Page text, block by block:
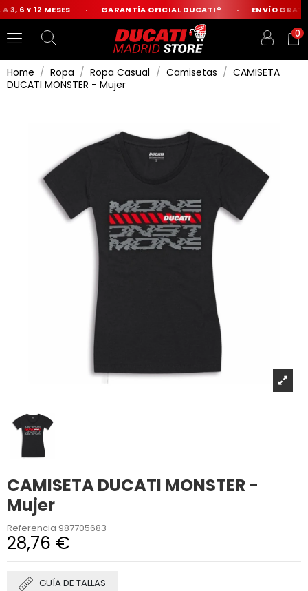
6 Y 12 MESES GARANTÍA OFICIAL DUCATI® ENVÍO
0
Home Ropa Ropa Casual Camisetas
CAMISETA
DUCATI MONSTER - Mujer
CAMISETA DUCATI MONSTER -
Mujer
Referencia 987705683
28,76 €
GUÍA DE TALLAS